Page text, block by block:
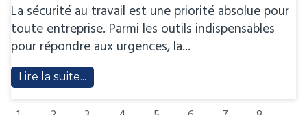
La sécurité au travail est une priorité absolue pour
toute entreprise. Parmi les outils indispensables
pour répondre aux urgences, la...
Lire la suite...